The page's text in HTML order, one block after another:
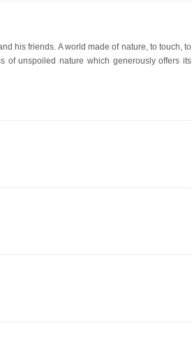
his friends. A world made of nature, to touch, to
of unspoiled nature which generously offers its